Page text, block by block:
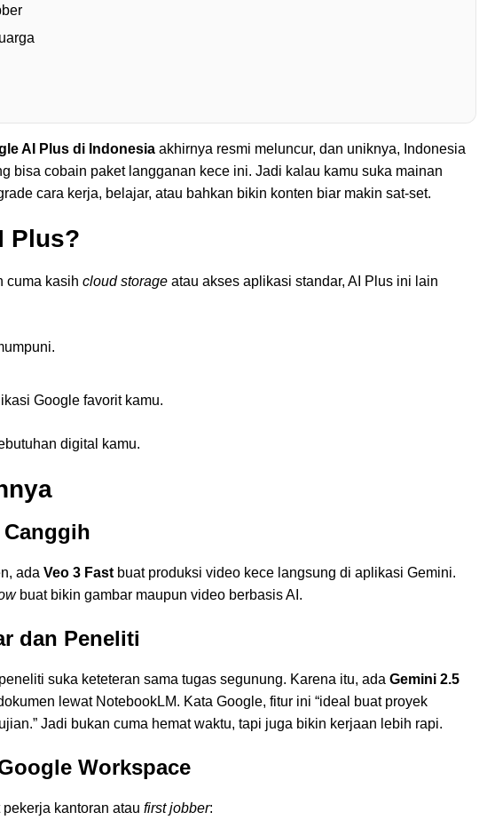
AI Plus di Indonesia akhirnya resmi meluncur, dan uniknya, Indonesia
bisa cobain paket langganan kece ini. Jadi kalau kamu suka mainan
cara kerja, belajar, atau bahkan bikin konten biar makin sat-set.
Plus?
cuma kasih cloud storage atau akses aplikasi standar, AI Plus ini lain
Google favorit kamu.
digital kamu.
ada Veo 3 Fastbuat produksi video kece langsung di aplikasi Gemini.
buat bikin gambar maupun video berbasis AI.
dan Peneliti
suka keteteran sama tugas segunung. Karena itu, ada Gemini 2.5
lewat NotebookLM. Kata Google, fitur ini “ideal buat proyek
Jadi bukan cuma hemat waktu, tapi juga bikin kerjaan lebih rapi.
Workspace
kantoran atau first jobber: